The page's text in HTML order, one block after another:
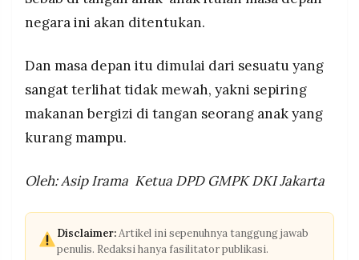
negara ini akan ditentukan.
Dan masa depan itu dimulai dari sesuatu yang
sangat terlihat tidak mewah, yakni sepiring
makanan bergizi di tangan seorang anak yang
kurang mampu.
Oleh: Asip Irama Ketua DPD GMPK DKI Jakarta
Disclaimer:Artikel ini sepenuhnya tanggung jawab
penulis. Redaksi hanya fasilitator publikasi.